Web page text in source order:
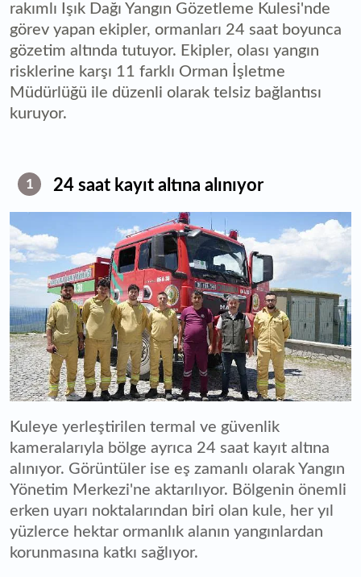
rakımlı Işık Dağı Yangın Gözetleme Kulesi'nde
görev yapan ekipler, ormanları 24 saat boyunca
gözetim altında tutuyor. Ekipler, olası yangın
risklerine karşı 11 farklı Orman İşletme
Müdürlüğü ile düzenli olarak telsiz bağlantısı
kuruyor.
1 24 saat kayıt altına alınıyor
Kuleye yerleştirilen termal ve güvenlik
kameralarıyla bölge ayrıca 24 saat kayıt altına
alınıyor. Görüntüler ise eş zamanlı olarak Yangın
Yönetim Merkezi'ne aktarılıyor. Bölgenin önemli
erken uyarı noktalarından biri olan kule, her yıl
yüzlerce hektar ormanlık alanın yangınlardan
korunmasına katkı sağlıyor.